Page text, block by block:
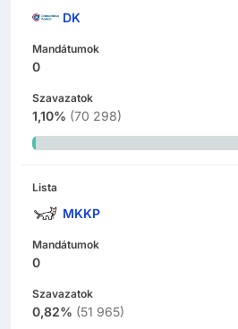
DK
Mandátumok
0
Szavazatok
1,10% (70 298)
Lista
MKKP
Mandátumok
0
Szavazatok
0,82% (51 965)